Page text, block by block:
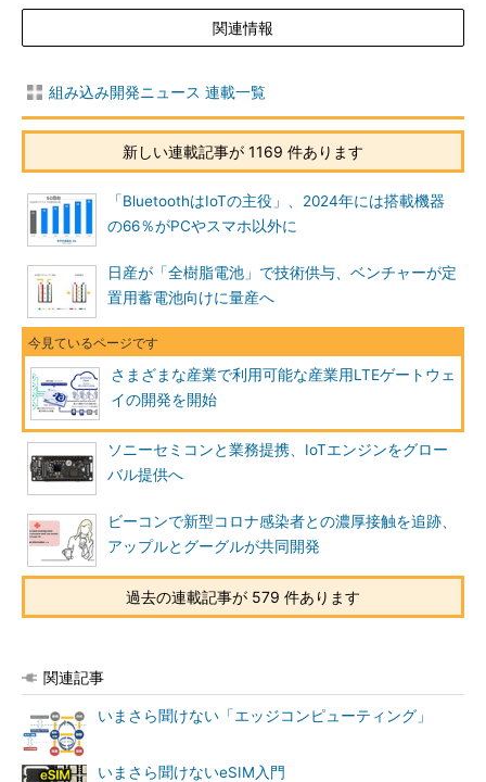
関連情報
組み込み開発ニュース 連載一覧
新しい連載記事が 1169 件あります
「BluetoothはIoTの主役」、2024年には搭載機器
の66％がPCやスマホ以外に
日産が「全樹脂電池」で技術供与、ベンチャーが定
置用蓄電池向けに量産へ
さまざまな産業で利用可能な産業用LTEゲートウェ
イの開発を開始
ソニーセミコンと業務提携、IoTエンジンをグロー
バル提供へ
ビーコンで新型コロナ感染者との濃厚接触を追跡、
アップルとグーグルが共同開発
過去の連載記事が 579 件あります
関連記事
いまさら聞けない「エッジコンピューティング」
いまさら聞けないeSIM入門